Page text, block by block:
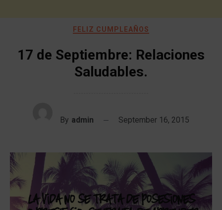
FELIZ CUMPLEAÑOS
17 de Septiembre: Relaciones
Saludables.
By admin September 16, 2015